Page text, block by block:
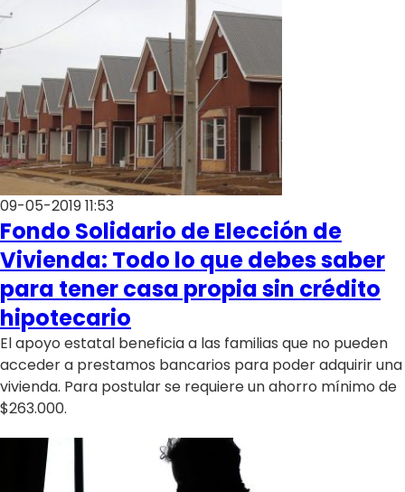
09-05-2019 11:53
Fondo Solidario de Elección de
Vivienda: Todo lo que debes saber
para tener casa propia sin crédito
hipotecario
El apoyo estatal beneficia a las familias que no pueden
acceder a prestamos bancarios para poder adquirir una
vivienda. Para postular se requiere un ahorro mínimo de
$263.000.